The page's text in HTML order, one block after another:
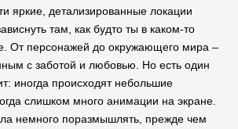
яркие, детализированные локации
там, как будто ты в каком-то
От персонажей до окружающего мира –
с заботой и любовью. Но есть один
иногда происходят небольшие
слишком много анимации на экране.
немного поразмышлять, прежде чем